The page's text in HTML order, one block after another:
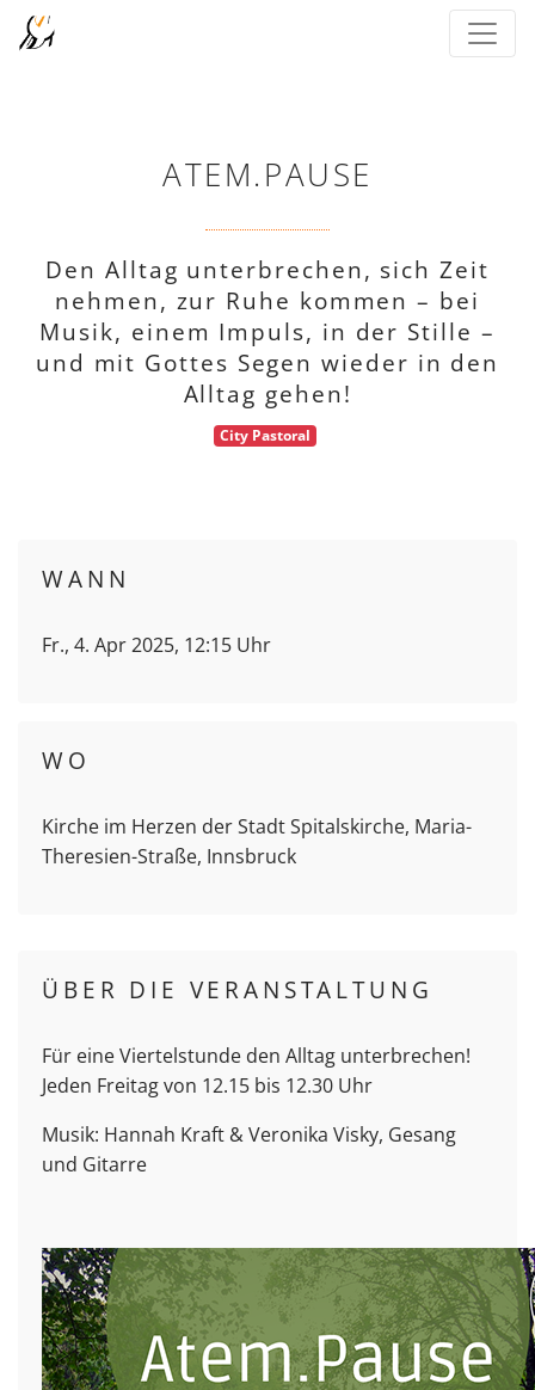
ATEM.PAUSE
Den Alltag unterbrechen, sich Zeit
nehmen, zur Ruhe kommen – bei
Musik, einem Impuls, in der Stille –
und mit Gottes Segen wieder in den
Alltag gehen!
City Pastoral
WANN
Fr., 4. Apr 2025, 12:15 Uhr
WO
Kirche im Herzen der Stadt Spitalskirche, Maria-
Theresien-Straße, Innsbruck
ÜBER DIE VERANSTALTUNG
Für eine Viertelstunde den Alltag unterbrechen!
Jeden Freitag von 12.15 bis 12.30 Uhr
Musik: Hannah Kraft & Veronika Visky, Gesang
und Gitarre